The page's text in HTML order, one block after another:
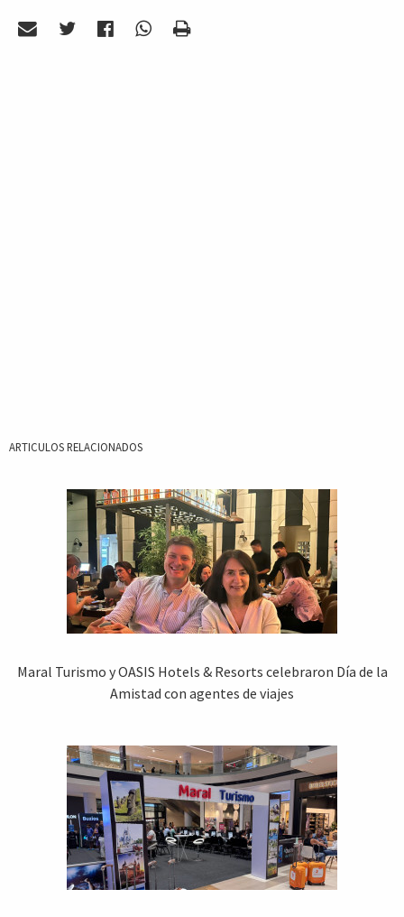
ARTICULOS RELACIONADOS
Maral Turismo y OASIS Hotels & Resorts celebraron Día de la
Amistad con agentes de viajes